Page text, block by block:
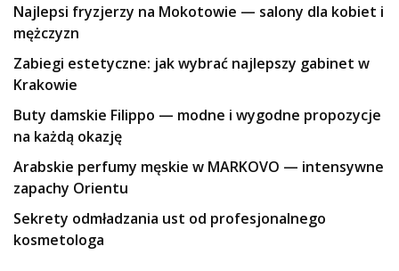
Najlepsi fryzjerzy na Mokotowie — salony dla kobiet i
mężczyzn
Zabiegi estetyczne: jak wybrać najlepszy gabinet w
Krakowie
Buty damskie Filippo — modne i wygodne propozycje
na każdą okazję
Arabskie perfumy męskie w MARKOVO — intensywne
zapachy Orientu
Sekrety odmładzania ust od profesjonalnego
kosmetologa